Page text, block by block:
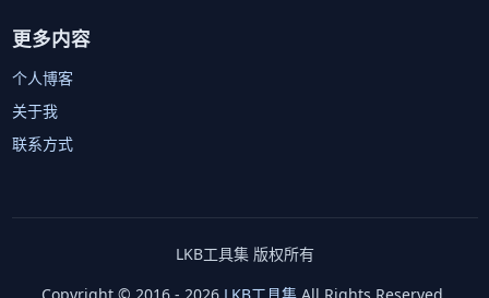
更多内容
个人博客
关于我
联系方式
LKB工具集 版权所有